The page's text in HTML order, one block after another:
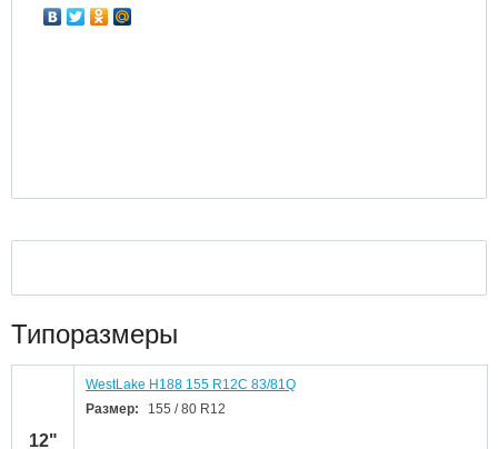
Типоразмеры
12"
WestLake H188 155 R12C 83/81Q
Размер:
155 / 80 R12